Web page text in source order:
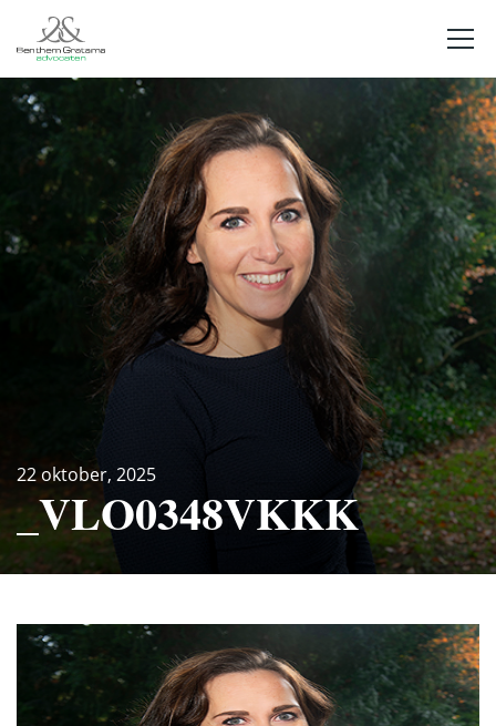
22 oktober, 2025
_VLO0348VKKK